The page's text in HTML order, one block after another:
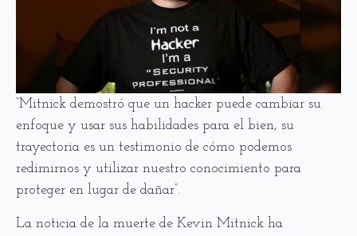
“Mitnick demostró que un hacker puede cambiar su
enfoque y usar sus habilidades para el bien, su
trayectoria es un testimonio de cómo podemos
redimirnos y utilizar nuestro conocimiento para
proteger en lugar de dañar”.
La noticia de la muerte de Kevin Mitnick ha